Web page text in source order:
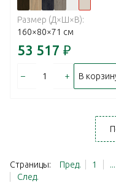
Размер (Д×Ш×В):
160×80×71 см
53 517 ₽
– + В
Страницы: Пред. 1 ...
След.